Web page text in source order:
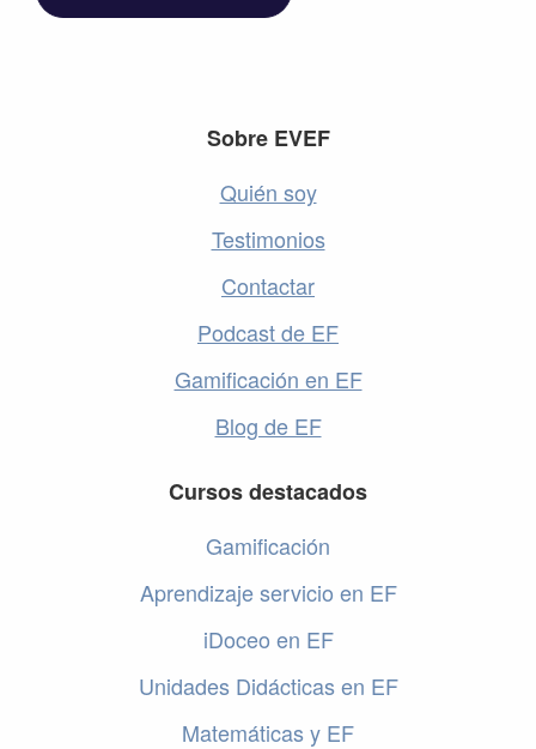
Sobre EVEF
Quién soy
Testimonios
Contactar
Podcast de EF
Gamificación en EF
Blog de EF
Cursos destacados
Gamificación
Aprendizaje servicio en EF
iDoceo en EF
Unidades Didácticas en EF
Matemáticas y EF